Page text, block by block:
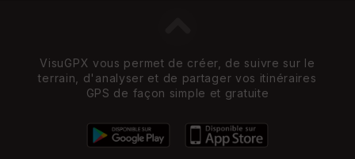
VisuGPX vous permet de créer, de suivre sur le
terrain, d'analyser et de partager vos itinéraires
GPS de façon simple et gratuite